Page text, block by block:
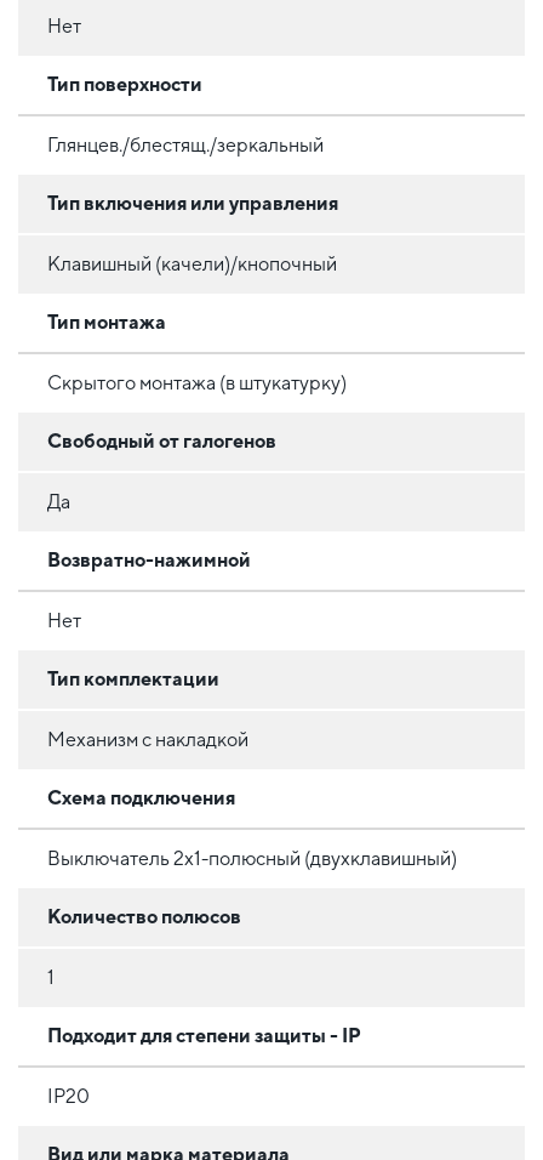
Нет
Тип поверхности
Глянцев./блестящ./зеркальный
Тип включения или управления
Клавишный (качели)/кнопочный
Тип монтажа
Скрытого монтажа (в штукатурку)
Свободный от галогенов
Да
Возвратно-нажимной
Нет
Тип комплектации
Механизм с накладкой
Схема подключения
Выключатель 2х1-полюсный (двухклавишный)
Количество полюсов
1
Подходит для степени защиты - IP
IP20
Вид или марка материала